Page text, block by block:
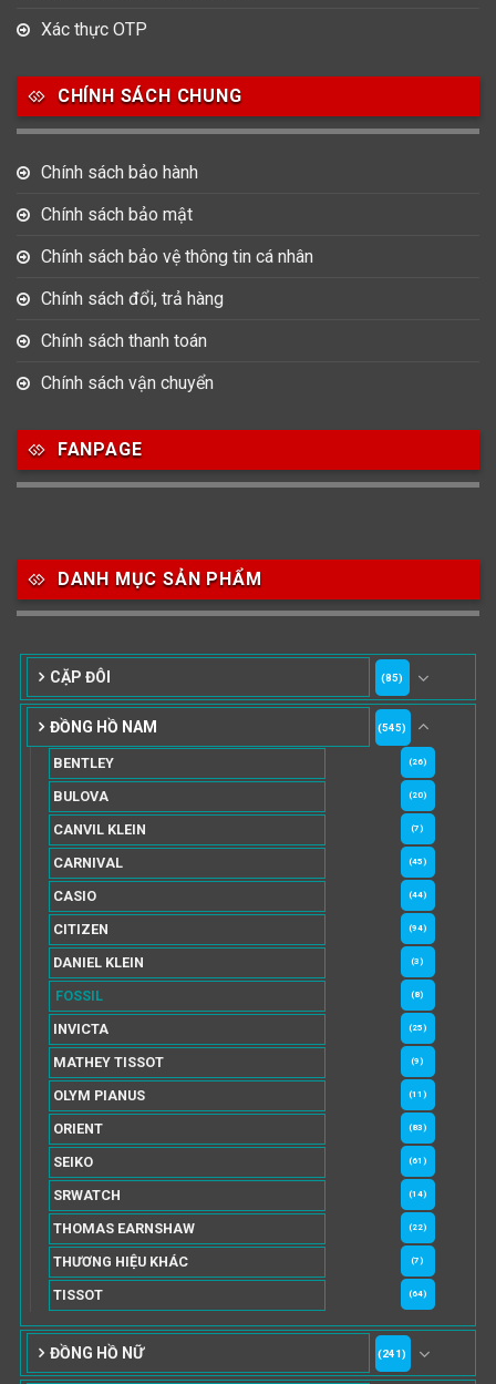
Xác thực OTP
CHÍNH SÁCH CHUNG
Chính sách bảo hành
Chính sách bảo mật
Chính sách bảo vệ thông tin cá nhân
Chính sách đổi, trả hàng
Chính sách thanh toán
Chính sách vận chuyển
FANPAGE
DANH MỤC SẢN PHẨM
CẶP ĐÔI (85)
ĐỒNG HỒ NAM (545)
BENTLEY (26)
BULOVA (20)
CANVIL KLEIN (7)
CARNIVAL (45)
CASIO (44)
CITIZEN (94)
DANIEL KLEIN (3)
FOSSIL (8)
INVICTA (25)
MATHEY TISSOT (9)
OLYM PIANUS (11)
ORIENT (83)
SEIKO (61)
SRWATCH (14)
THOMAS EARNSHAW (22)
THƯƠNG HIỆU KHÁC (7)
TISSOT (64)
ĐỒNG HỒ NỮ (241)